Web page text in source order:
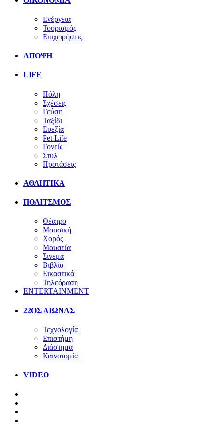
Ενέργεια
Τουρισμός
Επιχειρήσεις
ΑΠΟΨΗ
LIFE
Πόλη
Σχέσεις
Γεύση
Ταξίδι
Ευεξία
Pet Life
Γονείς
Στυλ
Προτάσεις
ΑΘΛΗΤΙΚΑ
ΠΟΛΙΤΣΜΟΣ
Θέατρο
Μουσική
Χορός
Μουσεία
Σινεμά
Βιβλίο
Εικαστικά
Τηλεόραση
ENTERTAINMENT
22ΟΣ ΑΙΩΝΑΣ
Τεχνολογία
Επιστήμη
Διάστημα
Καινοτομία
VIDEO